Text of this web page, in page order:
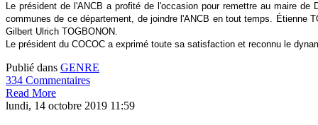
Le président de l'ANCB a profité de l'occasion pour remettre au maire
communes de ce département, de joindre l'ANCB en tout temps. Étienne
Gilbert Ulrich TOGBONON.
Le président du COCOC a exprimé toute sa satisfaction et reconnu le
Publié dans GENRE
334 Commentaires
Read More
lundi, 14 octobre 2019 11:59